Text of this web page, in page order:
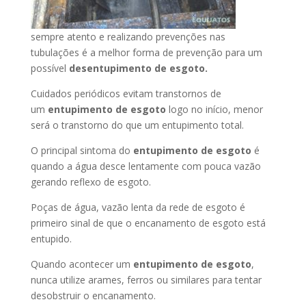
sempre atento e realizando prevenções nas
tubulações é a melhor forma de prevenção para um
possível desentupimento de esgoto.
Cuidados periódicos evitam transtornos de
um entupimento de esgoto logo no início, menor
será o transtorno do que um entupimento total.
O principal sintoma do entupimento de esgoto é
quando a água desce lentamente com pouca vazão
gerando reflexo de esgoto.
Poças de água, vazão lenta da rede de esgoto é
primeiro sinal de que o encanamento de esgoto está
entupido.
Quando acontecer um entupimento de esgoto,
nunca utilize arames, ferros ou similares para tentar
desobstruir o encanamento.